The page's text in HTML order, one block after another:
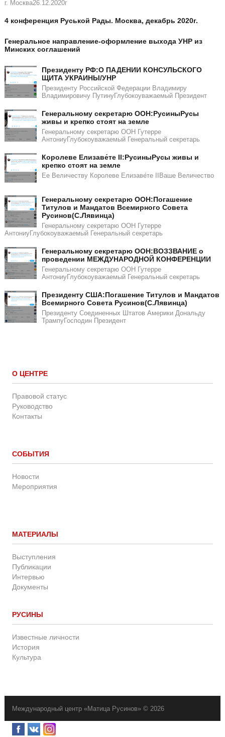
г. Москва26.12.2020г
4 конференция Руськой Рады. Москва, декабрь 2020г.
Генеральное направление-оформление выхода УНР из
Минских соглашений
Президенту РФ:О ПАДЕНИИ КОНСУЛЬСКОГО
ЩИТА УКРАИНЫ/УНР​​
Президенту Российской Федерации Владимиру
Владимировичу ПутинуГлубокоуважаемый Президент
Генеральному секретарю ООН:РусиныРусы
живы и крепко стоят на земле
Генеральному секретарю ООН Гутерре
АнтониуГлубокоуважаемый Генеральный секретарь
Королеве Елизаве́те II:РусиныРусы живы и
крепко стоят на земле
Ее Величеству Королеве Елизаве́те IIВаше Величество
Генеральному секретарю ООН:Погашение
Титулов и Мандатов Всемирного Совета
Русинов(С.Лявинца)​​
Генеральному секретарю ООН Гутерре
АнтониуГлубокоуважаемый Генеральный секретарь
Генеральному секретарю ООН:ВОЗЗВАНИЕ о
проведении МЕЖДУНАРОДНОЙ КОНФЕРЕНЦИИ
Генеральному секретарю ООН Гутерре
АнтониуГлубокоуважаемый Генеральный секретарь
​​Президенту США:Погашение Титулов и Мандатов
Всемирного Совета Русинов(С.Лявинца)​
Президенту Соединенных Штатов Америки Дональду
ТрампуГосподин Пpeзидeнт
О ЦЕНТРЕ
Правовой статус
Руководство
Контакты
СОБЫТИЯ
Новости
Мероприятия
МАТЕРИАЛЫ
Выступления
Публикации
Интервью
Документы
РУСИНЫ
Известные личности
История
Культура
Международный центр «Матица Русинов» © 2026